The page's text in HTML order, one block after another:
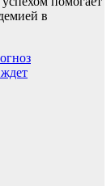
в